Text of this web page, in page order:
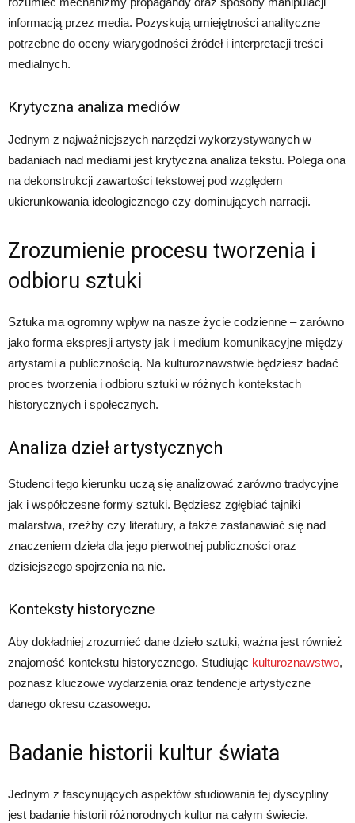
informacją przez media. Pozyskują umiejętności analityczne
potrzebne do oceny wiarygodności źródeł i interpretacji treści
medialnych.
Krytyczna analiza mediów
Jednym z najważniejszych narzędzi wykorzystywanych w
badaniach nad mediami jest krytyczna analiza tekstu. Polega ona
na dekonstrukcji zawartości tekstowej pod względem
ukierunkowania ideologicznego czy dominujących narracji.
Zrozumienie procesu tworzenia i
odbioru sztuki
Sztuka ma ogromny wpływ na nasze życie codzienne – zarówno
jako forma ekspresji artysty jak i medium komunikacyjne między
artystami a publicznością. Na kulturoznawstwie będziesz badać
proces tworzenia i odbioru sztuki w różnych kontekstach
historycznych i społecznych.
Analiza dzieł artystycznych
Studenci tego kierunku uczą się analizować zarówno tradycyjne
jak i współczesne formy sztuki. Będziesz zgłębiać tajniki
malarstwa, rzeźby czy literatury, a także zastanawiać się nad
znaczeniem dzieła dla jego pierwotnej publiczności oraz
dzisiejszego spojrzenia na nie.
Konteksty historyczne
Aby dokładniej zrozumieć dane dzieło sztuki, ważna jest również
znajomość kontekstu historycznego. Studiując kulturoznawstwo,
poznasz kluczowe wydarzenia oraz tendencje artystyczne
danego okresu czasowego.
Badanie historii kultur świata
Jednym z fascynujących aspektów studiowania tej dyscypliny
jest badanie historii różnorodnych kultur na całym świecie.